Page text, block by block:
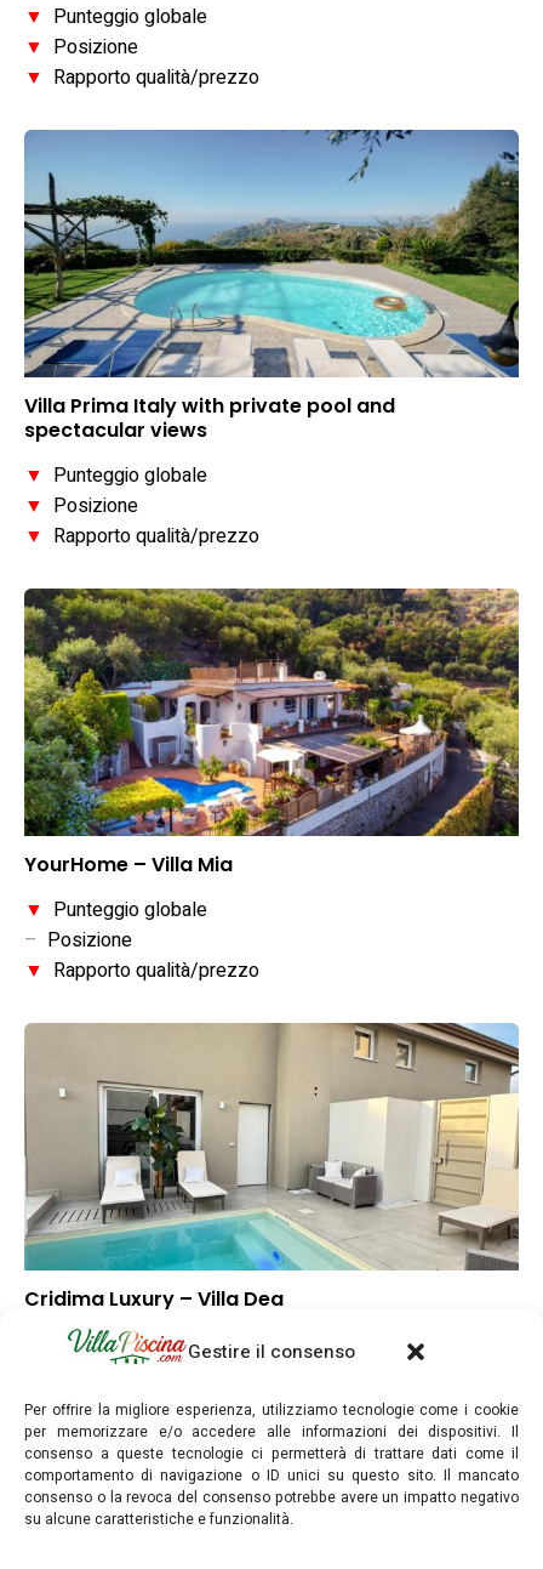
Gestire il consenso
Per offrire la migliore esperienza, utilizziamo tecnologie come i cookie
per memorizzare e/o accedere alle informazioni dei dispositivi. Il
consenso a queste tecnologie ci permetterà di trattare dati come il
comportamento di navigazione o ID unici su questo sito. Il mancato
consenso o la revoca del consenso potrebbe avere un impatto negativo
su alcune caratteristiche e funzionalità.
▼ Punteggio globale
▼ Posizione
▼ Rapporto qualità/prezzo
Villa Prima Italy with private pool and
spectacular views
▼ Punteggio globale
▼ Posizione
▼ Rapporto qualità/prezzo
YourHome – Villa Mia
▼ Punteggio globale
– Posizione
▼ Rapporto qualità/prezzo
Cridima Luxury – Villa Dea
Punteggio globale
Posizione
▼Rapporto qualità/prezzo